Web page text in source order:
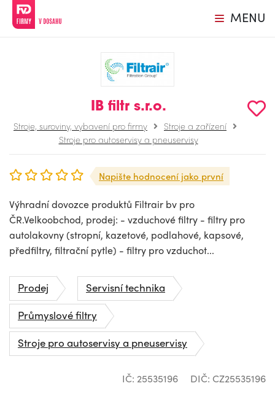
MENU
IB filtr s.r.o.
Stroje, suroviny, vybavení pro firmy
Stroje a zařízení
Stroje pro autoservisy a pneuservisy
Napište hodnocení jako první
Výhradní dovozce produktů Filtrair bv pro
ČR.Velkoobchod, prodej: - vzduchové filtry - filtry pro
autolakovny (stropní, kazetové, podlahové, kapsové,
předfiltry, filtrační pytle) - filtry pro vzduchot...
Prodej
Servisní technika
Průmyslové filtry
Stroje pro autoservisy a pneuservisy
IČ: 25535196 DIČ: CZ25535196